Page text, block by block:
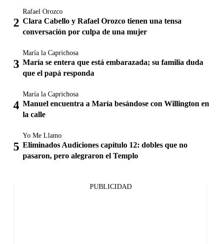
Rafael Orozco
Clara Cabello y Rafael Orozco tienen una tensa
conversación por culpa de una mujer
María la Caprichosa
María se entera que está embarazada; su familia duda
que el papá responda
María la Caprichosa
Manuel encuentra a María besándose con Willington en
la calle
Yo Me Llamo
Eliminados Audiciones capítulo 12: dobles que no
pasaron, pero alegraron el Templo
PUBLICIDAD